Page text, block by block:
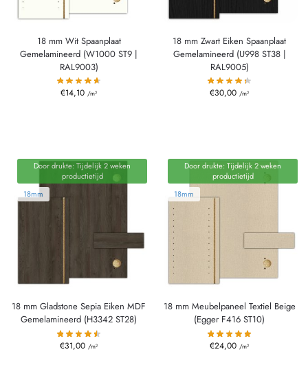
18 mm Wit Spaanplaat
Gemelamineerd (W1000 ST9 |
RAL9003)
€14,10 /m²
18 mm Zwart Eiken Spaanplaat
Gemelamineerd (U998 ST38 |
RAL9005)
€30,00 /m²
Door drukte: Tijdelijk 2 weken
productietijd
18mm
18 mm Gladstone Sepia Eiken MDF
Gemelamineerd (H3342 ST28)
€31,00 /m²
Door drukte: Tijdelijk 2 weken
productietijd
18mm
18 mm Meubelpaneel Textiel Beige
(Egger F416 ST10)
€24,00 /m²